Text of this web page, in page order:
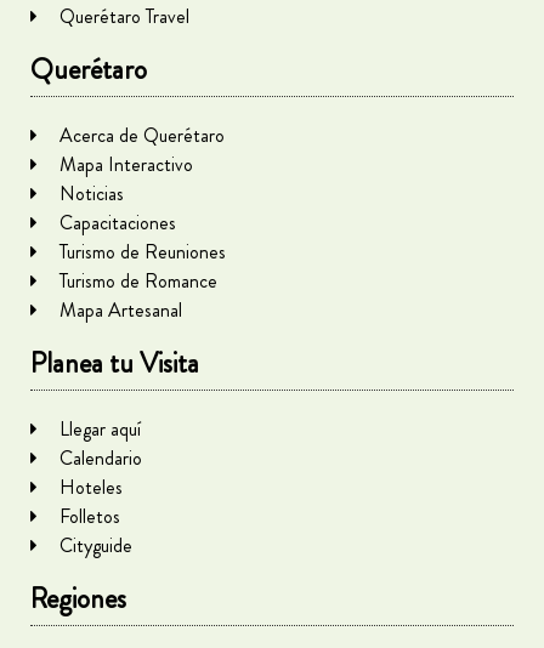
Querétaro Travel
Querétaro
Acerca de Querétaro
Mapa Interactivo
Noticias
Capacitaciones
Turismo de Reuniones
Turismo de Romance
Mapa Artesanal
Planea tu Visita
Llegar aquí
Calendario
Hoteles
Folletos
Cityguide
Regiones